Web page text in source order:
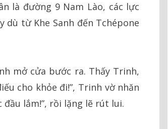
là đường 9 Nam Lào, các lực
dù từ Khe Sanh đến Tchépone
mở cửa bước ra. Thấy Trinh,
cho khỏe đi!”, Trinh vờ nhăn
đầu lắm!”, rồi lặng lẽ rút lui.